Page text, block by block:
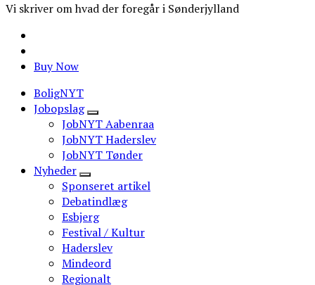
Vi skriver om hvad der foregår i Sønderjylland
Buy Now
BoligNYT
Jobopslag
JobNYT Aabenraa
JobNYT Haderslev
JobNYT Tønder
Nyheder
Sponseret artikel
Debatindlæg
Esbjerg
Festival / Kultur
Haderslev
Mindeord
Regionalt